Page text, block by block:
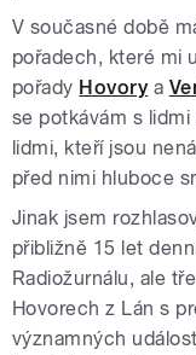
V současné době
pořadech, které mi
pořady Hovory a
se potkávám s
lidmi, kteří jsou
před nimi hluboce
Jinak jsem
přibližně 15 let
Radiožurnálu, ale
Hovorech z Lán s
významných